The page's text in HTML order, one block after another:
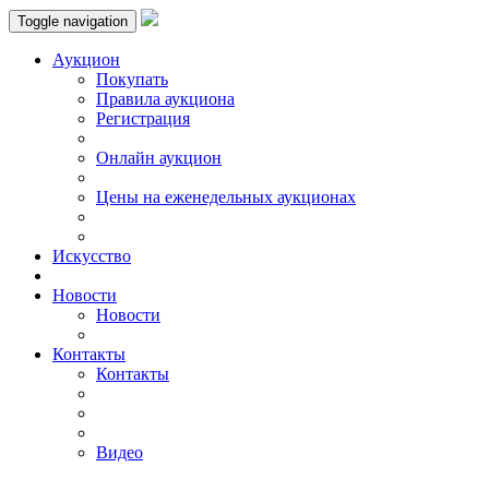
Toggle navigation
Аукцион
Пoкупать
Правила аукциона
Регистрация
Онлайн аукцион
Цены на еженедельных аукционах
Искусствo
Новости
Новости
Контакты
Контакты
Видео